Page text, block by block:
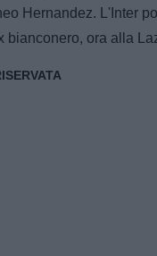
Hernandez. L'Inter
bianconero, ora alla